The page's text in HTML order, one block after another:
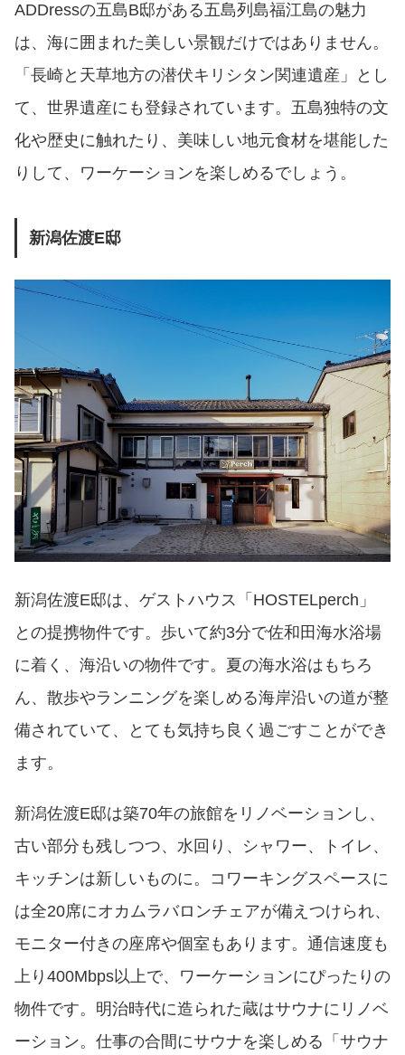
ADDressの五島B邸がある五島列島福江島の魅力
は、海に囲まれた美しい景観だけではありません。
「長崎と天草地方の潜伏キリシタン関連遺産」とし
て、世界遺産にも登録されています。五島独特の文
化や歴史に触れたり、美味しい地元食材を堪能した
りして、ワーケーションを楽しめるでしょう。
新潟佐渡E邸
新潟佐渡E邸は、ゲストハウス「HOSTELperch」
との提携物件です。歩いて約3分で佐和田海水浴場
に着く、海沿いの物件です。夏の海水浴はもちろ
ん、散歩やランニングを楽しめる海岸沿いの道が整
備されていて、とても気持ち良く過ごすことができ
ます。
新潟佐渡E邸は築70年の旅館をリノベーションし、
古い部分も残しつつ、水回り、シャワー、トイレ、
キッチンは新しいものに。コワーキングスペースに
は全20席にオカムラバロンチェアが備えつけられ、
モニター付きの座席や個室もあります。通信速度も
上り400Mbps以上で、ワーケーションにぴったりの
物件です。明治時代に造られた蔵はサウナにリノベ
ーション。仕事の合間にサウナを楽しめる「サウナ